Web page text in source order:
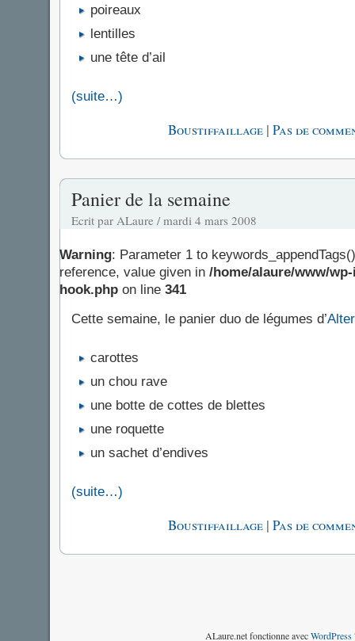
poireaux
lentilles
une tête d’ail
(suite…)
Boustiffaillage | Pas de
Panier de la semaine
Ecrit par ALaure / mardi 4 mars 2008
Warning: Parameter 1 to
reference, value given in /home/alaure/www/
hook.php on line 341
Cette semaine, le panier duo de légumes d’
carottes
un chou rave
une botte de cottes de blettes
une roquette
un sachet d’endives
(suite…)
Boustiffaillage | Pas de
ALaure.net fonctionne avecWordPress